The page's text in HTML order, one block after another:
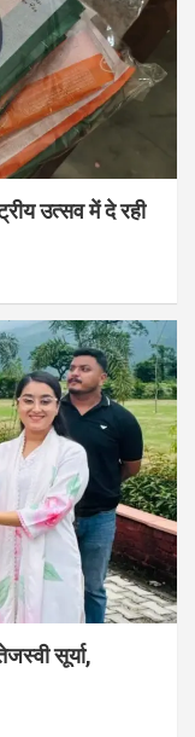
उत्सव में दे रही
सूर्या,